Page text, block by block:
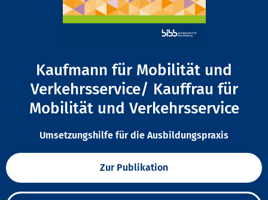
Kaufmann für Mobilität und
Verkehrsservice/ Kauffrau für
Mobilität und Verkehrsservice
Umsetzungshilfe für die Ausbildungspraxis
Zur Publikation